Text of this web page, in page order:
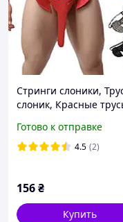
Стринги слоники,
слоник, Красные
стринги, Трусики
для мужчин
Готово к отправке
4.5 (2)
156₴
Купить